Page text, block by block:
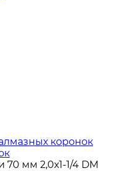
коронок
мм 2,0х1-1/4 DM